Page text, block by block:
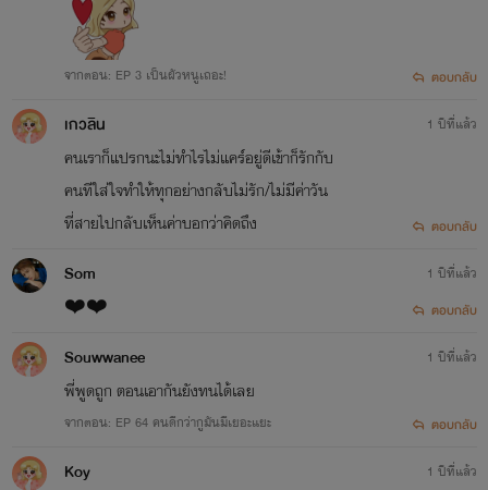
จากตอน: EP 3 เป็นผัวหนูเถอะ! ตอบกลับ
เกวลิน
คนเราก็แปรกนะไม่ทำไรไม่แคร์อยู่ดีเข้าก็รักกับ
คนทีใส่ใจทำให้ทุกอย่างกลับไม่รัก/ไม่มีค่าวัน
ที่สายไปกลับเห็นค่าบอกว่าคิดถึง
1 ปีที่แล้ว
ตอบกลับ
Som
❤️❤️
1 ปีที่แล้ว
ตอบกลับ
Souwwanee
พี่พูดถูก ตอนเอากันยังทนได้เลย
จากตอน: EP 64 คนดีกว่ากูมันมีเยอะแยะ
1 ปีที่แล้ว
ตอบกลับ
Koy 1 ปีที่แล้ว